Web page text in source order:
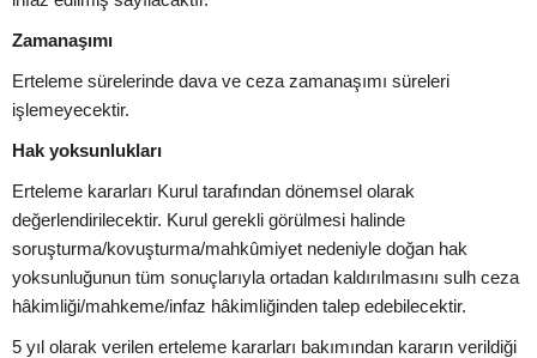
Zamanaşımı
Erteleme sürelerinde dava ve ceza zamanaşımı süreleri
işlemeyecektir.
Hak yoksunlukları
Erteleme kararları Kurul tarafından dönemsel olarak
değerlendirilecektir. Kurul gerekli görülmesi halinde
soruşturma/kovuşturma/mahkûmiyet nedeniyle doğan hak
yoksunluğunun tüm sonuçlarıyla ortadan kaldırılmasını sulh ceza
hâkimliği/mahkeme/infaz hâkimliğinden talep edebilecektir.
5 yıl olarak verilen erteleme kararları bakımından kararın verildiği